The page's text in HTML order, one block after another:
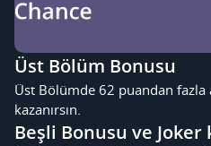
Üst Bölüm Bonusu
Üst Bölümde 62 puandan fazla
kazanırsın.
Beşli Bonusu ve Joker